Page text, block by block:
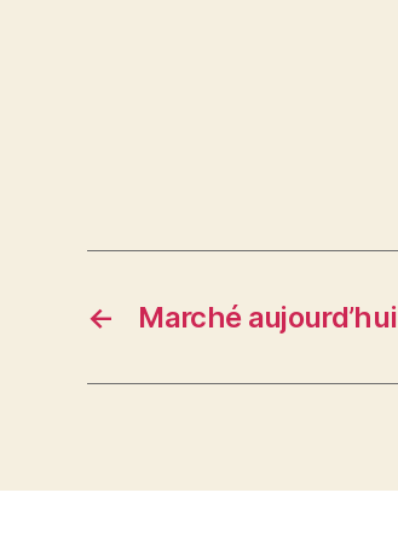
← Marché aujourd’hui